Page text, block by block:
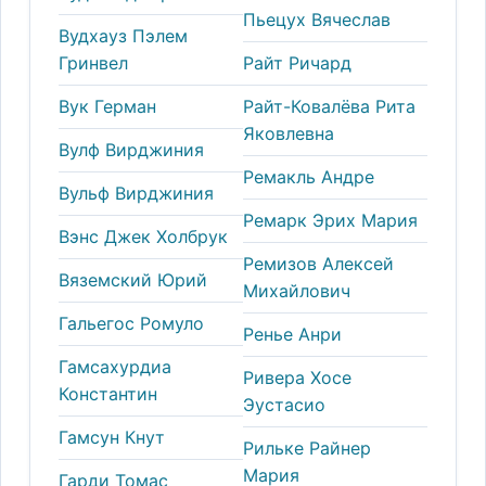
Вудхауз Пэлем
Гринвел
Вук Герман
Вулф Вирджиния
Вульф Вирджиния
Вэнс Джек Холбрук
Вяземский Юрий
Гальегос Ромуло
Гамсахурдиа
Константин
Гамсун Кнут
Гарди Томас
Пьецух Вячеслав
Райт Ричард
Райт-Ковалёва Рита
Яковлевна
Ремакль Андре
Ремарк Эрих Мария
Ремизов Алексей
Михайлович
Ренье Анри
Ривера Хосе
Эустасио
Рильке Райнер
Мария